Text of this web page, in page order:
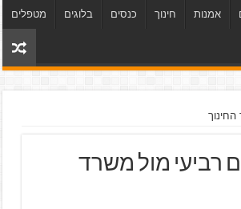
אמנות חינוך כנסים בלוגים מטפלים
החינוך
רביעי מול משרד